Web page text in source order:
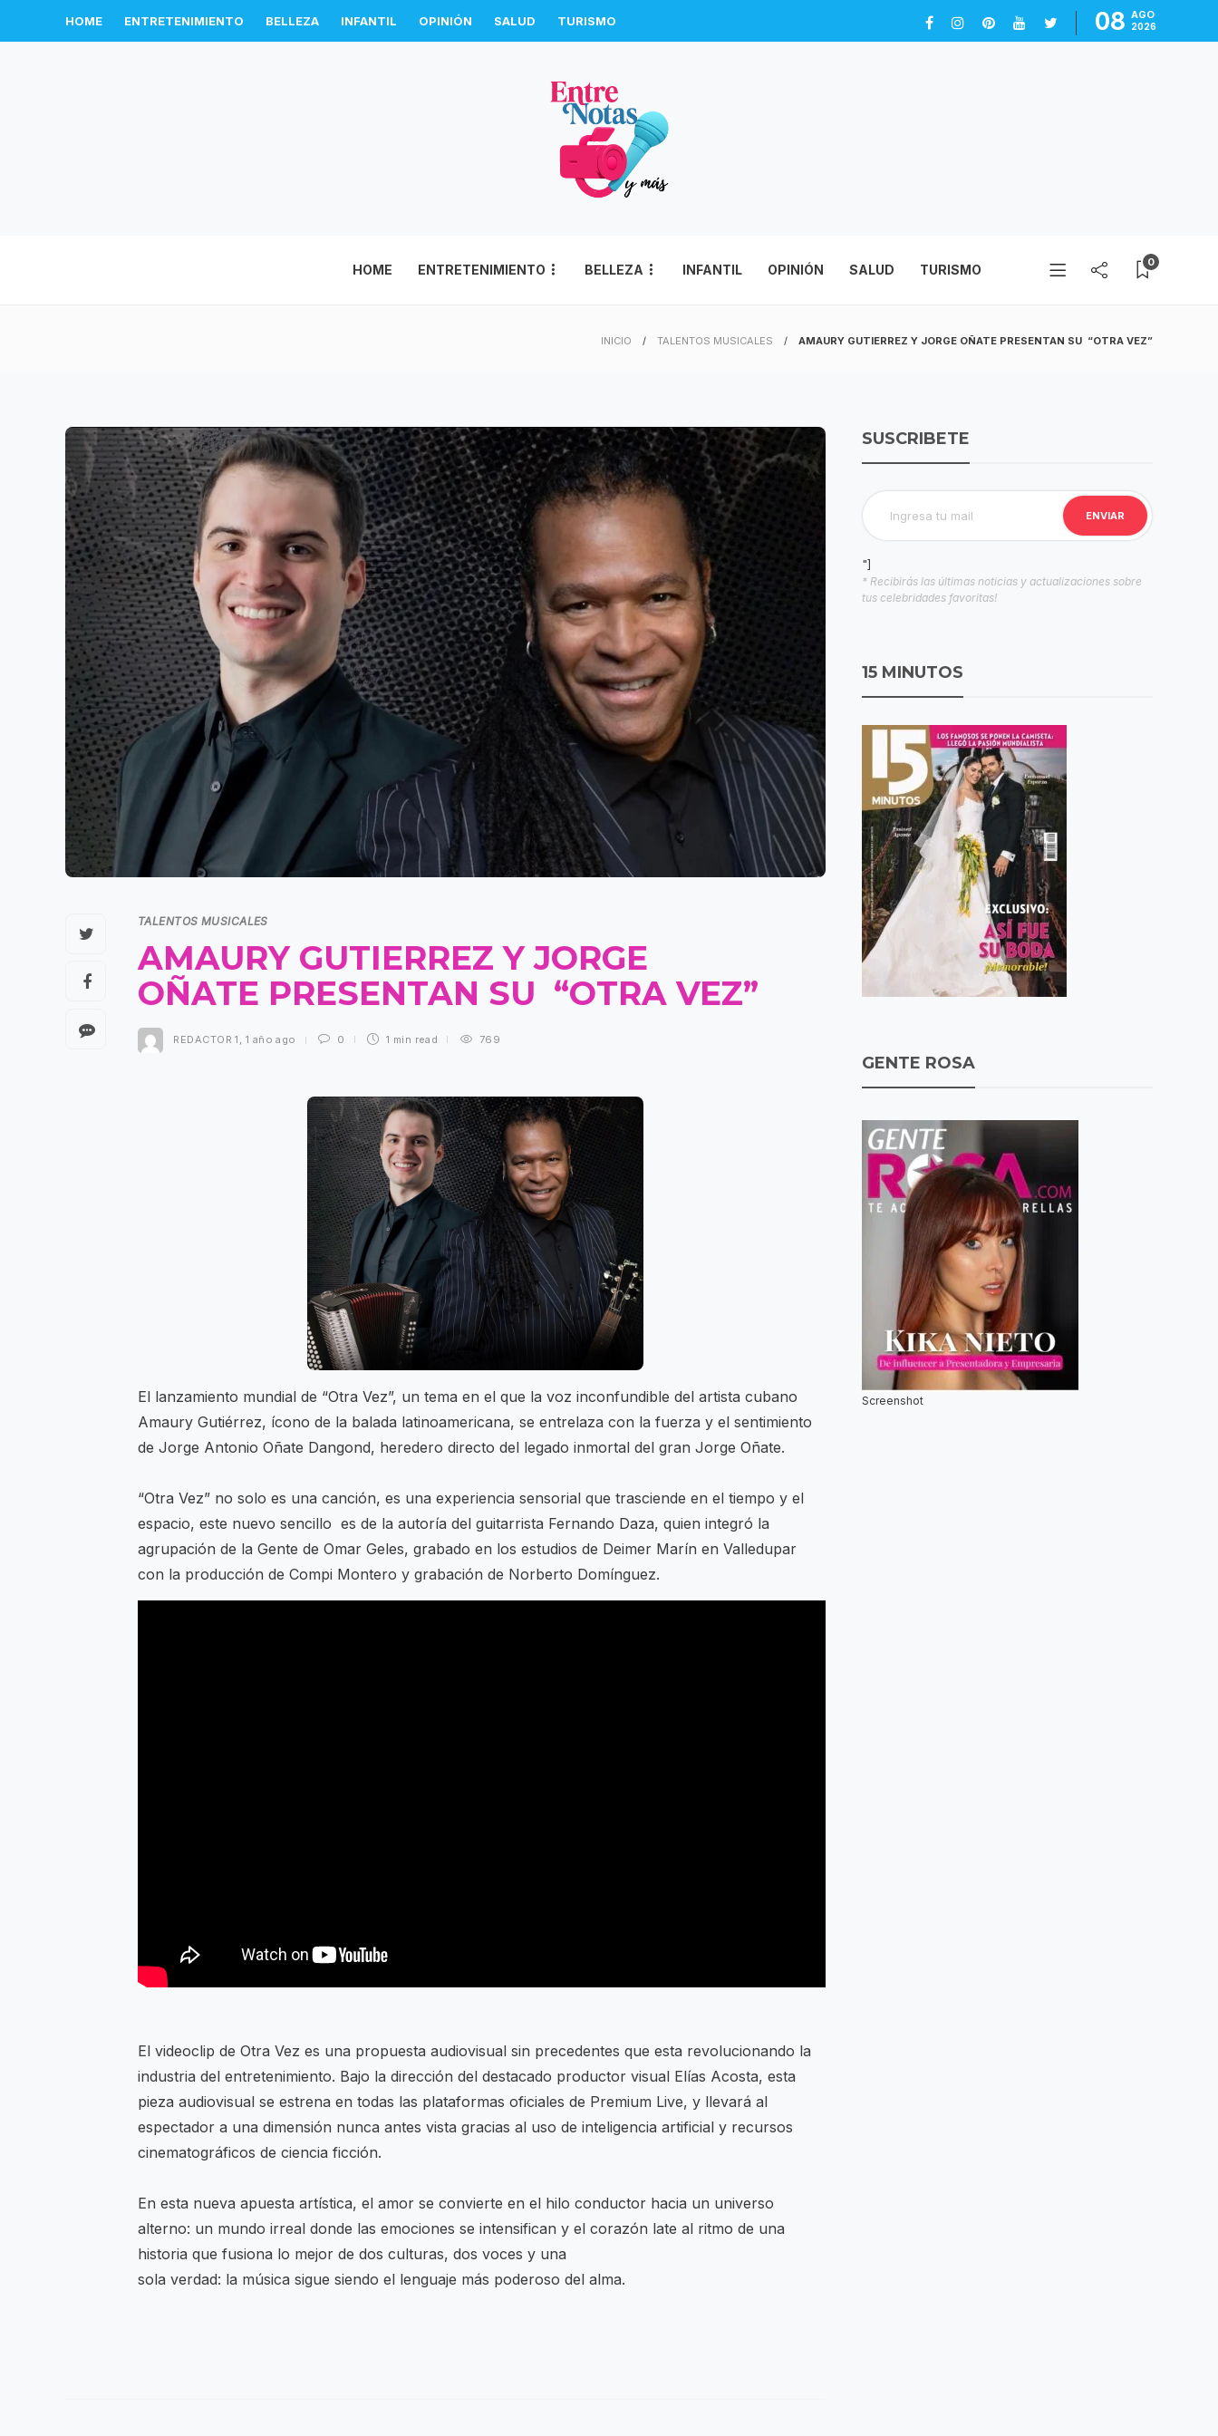
HOME ENTRETENIMIENTO BELLEZA INFANTIL OPINIÓN SALUD TURISMO 08 AGO
2026
HOME ENTRETENIMIENTO BELLEZA INFANTIL OPINIÓN SALUD TURISMO 0
INICIO TALENTOS MUSICALES AMAURY GUTIERREZ Y JORGE OÑATE PRESENTAN SU “OTRA VEZ”
TALENTOS MUSICALES
AMAURY GUTIERREZ Y JORGE
OÑATE PRESENTAN SU “OTRA VEZ”
REDACTOR 1 , 1 año ago 0 1 min read 769
El lanzamiento mundial de “Otra Vez”, un tema en el que la voz inconfundible del artista cubano
Amaury Gutiérrez, ícono de la balada latinoamericana, se entrelaza con la fuerza y el sentimiento
de Jorge Antonio Oñate Dangond, heredero directo del legado inmortal del gran Jorge Oñate.
“Otra Vez” no solo es una canción, es una experiencia sensorial que trasciende en el tiempo y el
espacio, este nuevo sencillo es de la autoría del guitarrista Fernando Daza, quien integró la
agrupación de la Gente de Omar Geles, grabado en los estudios de Deimer Marín en Valledupar
con la producción de Compi Montero y grabación de Norberto Domínguez.
El videoclip de Otra Vez es una propuesta audiovisual sin precedentes que esta revolucionando la
industria del entretenimiento. Bajo la dirección del destacado productor visual Elías Acosta, esta
pieza audiovisual se estrena en todas las plataformas oficiales de Premium Live, y llevará al
espectador a una dimensión nunca antes vista gracias al uso de inteligencia artificial y recursos
cinematográficos de ciencia ficción.
En esta nueva apuesta artística, el amor se convierte en el hilo conductor hacia un universo
alterno: un mundo irreal donde las emociones se intensifican y el corazón late al ritmo de una
historia que fusiona lo mejor de dos culturas, dos voces y una
sola verdad: la música sigue siendo el lenguaje más poderoso del alma.
SUSCRIBETE
"]
* Recibirás las últimas noticias y actualizaciones sobre
tus celebridades favoritas!
15 MINUTOS
GENTE ROSA
Screenshot